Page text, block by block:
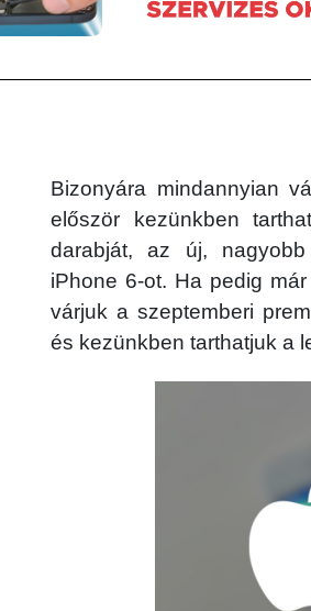
Bizonyára mindannyian
először kezünkben
darabját, az új,
iPhone 6-ot. Ha pedig
várjuk a szeptemberi
és kezünkben tarthatjuk a